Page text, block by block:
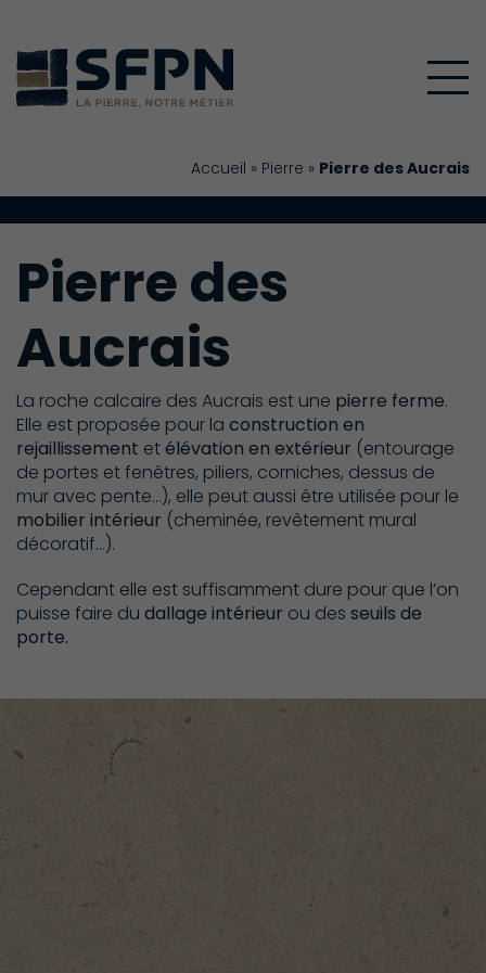
Accueil » Pierre » Pierre des Aucrais
Pierre des
Aucrais
La roche calcaire des Aucrais est une pierre ferme.
Elle est proposée pour la construction en
rejaillissement etélévation en extérieur (entourage
de portes et fenêtres, piliers, corniches, dessus de
mur avec pente…), elle peut aussi être utilisée pour le
mobilier intérieur (cheminée, revêtement mural
décoratif…).
Cependant elle est suffisamment dure pour que l’on
puisse faire du dallage intérieur ou des seuils de
porte.